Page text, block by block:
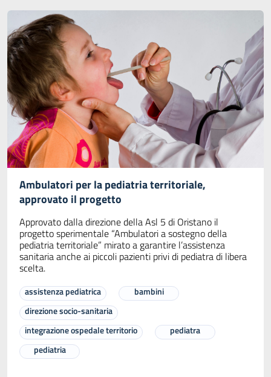
Ambulatori per la pediatria territoriale,
approvato il progetto
Approvato dalla direzione della Asl 5 di Oristano il
progetto sperimentale “Ambulatori a sostegno della
pediatria territoriale” mirato a garantire l’assistenza
sanitaria anche ai piccoli pazienti privi di pediatra di libera
scelta.
assistenza pediatrica
bambini
direzione socio-sanitaria
integrazione ospedale territorio
pediatra
pediatria